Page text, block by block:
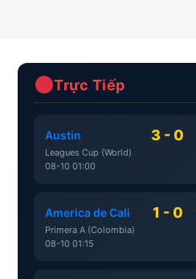
Trực Tiếp
Austin 3 - 0
Leagues Cup (World)
08-10 01:00
America de Cali 1 - 0
Primera A (Colombia)
08-10 01:15